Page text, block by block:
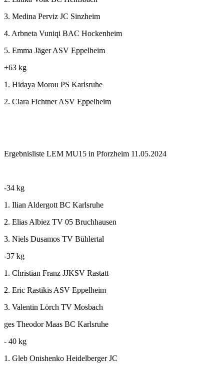
3. Medina Perviz JC Sinzheim
4. Arbneta Vuniqi BAC Hockenheim
5. Emma Jäger ASV Eppelheim
+63 kg
1. Hidaya Morou PS Karlsruhe
2. Clara Fichtner ASV Eppelheim
Ergebnisliste LEM MU15 in Pforzheim 11.05.2024
-34 kg
1. Ilian Aldergott BC Karlsruhe
2. Elias Albiez TV 05 Bruchhausen
3. Niels Dusamos TV Bühlertal
-37 kg
1. Christian Franz JJKSV Rastatt
2. Eric Rastikis ASV Eppelheim
3. Valentin Lörch TV Mosbach
ges Theodor Maas BC Karlsruhe
- 40 kg
1. Gleb Onishenko Heidelberger JC